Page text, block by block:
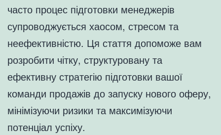
часто процес підготовки менеджерів
супроводжується хаосом, стресом та
неефективністю. Ця стаття допоможе вам
розробити чітку, структуровану та
ефективну стратегію підготовки вашої
команди продажів до запуску нового оферу,
мінімізуючи ризики та максимізуючи
потенціал успіху.